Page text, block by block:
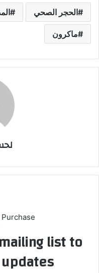
الحجر الصحي
ماكرون
list to